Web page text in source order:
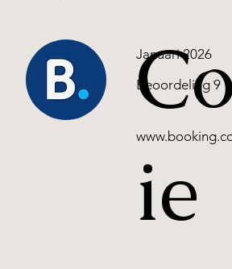
ie
Januari 2026
Beoordeling 9